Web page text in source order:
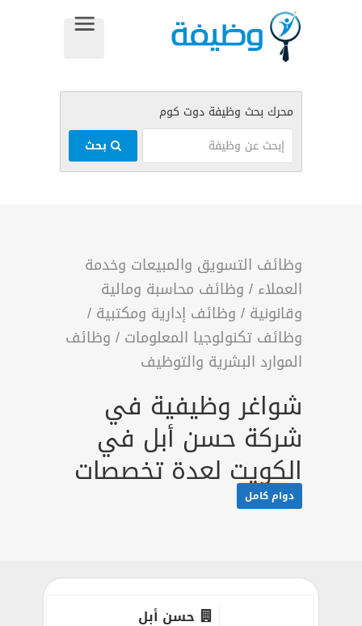
وظائف التسويق والمبيعات وخدمة
العملاء / وظائف محاسبة ومالية
وقانونية / وظائف إدارية ومكتبية /
وظائف تكنولوجيا المعلومات / وظائف
الموارد البشرية والتوظيف
شواغر وظيفية في
شركة حسن أبل في
الكويت لعدة تخصصات
دوام كامل
حسن أبل